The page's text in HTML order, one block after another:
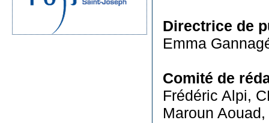
Directrice de
Emma
Comité de
Frédéric Alpi,
Maroun